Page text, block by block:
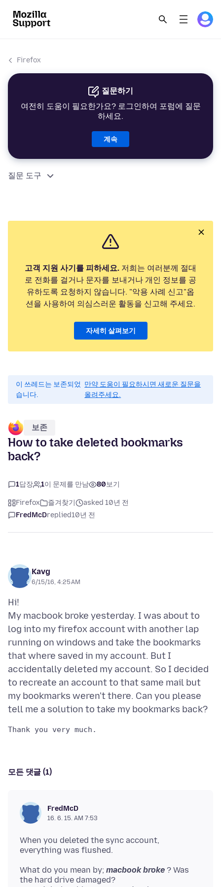
Firefox
질문하기
여전히 도움이 필요한가요? 로그인하여 포럼에 질문
하세요.
계속
질문 도구
고객 지원 사기를 피하세요. 저희는 여러분께 절대
로 전화를 걸거나 문자를 보내거나 개인 정보를 공
유하도록 요청하지 않습니다. "악용 사례 신고"옵
션을 사용하여 의심스러운 활동을 신고해 주세요.
자세히 살펴보기
이 쓰레드는 보존되었
습니다.
만약 도움이 필요하시면 새로운 질문을
올려주세요.
보존
How to take deleted bookmarks
back?
1답장 1이 문제를 만남 80보기
Firefox 즐겨찾기
asked 10년 전
FredMcDreplied10년 전
Kavg
6/15/16, 4:25 AM
Hi!
My macbook broke yesterday. I was about to
log into my firefox account with another lap
running on windows and take the bookmarks
that where saved in my account. But I
accidentally deleted my account. So I decided
to recreate an account to that same mail but
my bookmarks weren't there. Can you please
모든 댓글 (1)
FredMcD
16. 6. 15. AM 7:53
When you deleted the sync account,
What do you mean by; macbook broke ? Was
the hard drive damaged?